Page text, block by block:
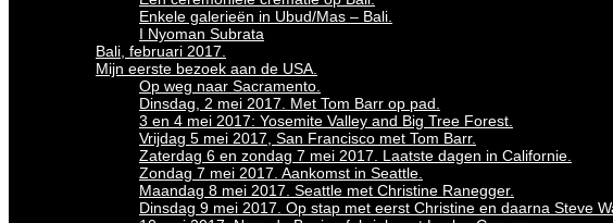
Enkele galerieën in Ubud/Mas – Bali.
I Nyoman Subrata
Bali, februari 2017.
Mijn eerste bezoek aan de USA.
Op weg naar Sacramento.
Dinsdag, 2 mei 2017. Met Tom Barr op pad.
3 en 4 mei 2017: Yosemite Valley and Big Tree Forest.
Vrijdag 5 mei 2017, San Francisco met Tom Barr.
Zaterdag 6 en zondag 7 mei 2017. Laatste dagen in Californie.
Zondag 7 mei 2017. Aankomst in Seattle.
Maandag 8 mei 2017. Seattle met Christine Ranegger.
Dinsdag 9 mei 2017. Op stap met eerst Christine en daarna Steve